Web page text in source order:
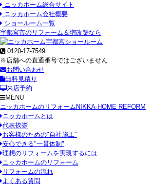
ニッカホーム総合サイト
ニッカホーム会社概要
ショールーム一覧
宇都宮市のリフォーム＆増改築なら
0120-17-7549
※店舗への直通番号ではございません
お問い合わせ
無料見積り
来店予約
MENU
ニッカホームのリフォーム NIKKA-HOME REFORM
ニッカホームとは
代表挨拶
お客様のための"自社施工"
安心できる"一貫体制"
理想のリフォームを実現するには
ニッカホームのリフォーム
リフォームの流れ
よくある質問